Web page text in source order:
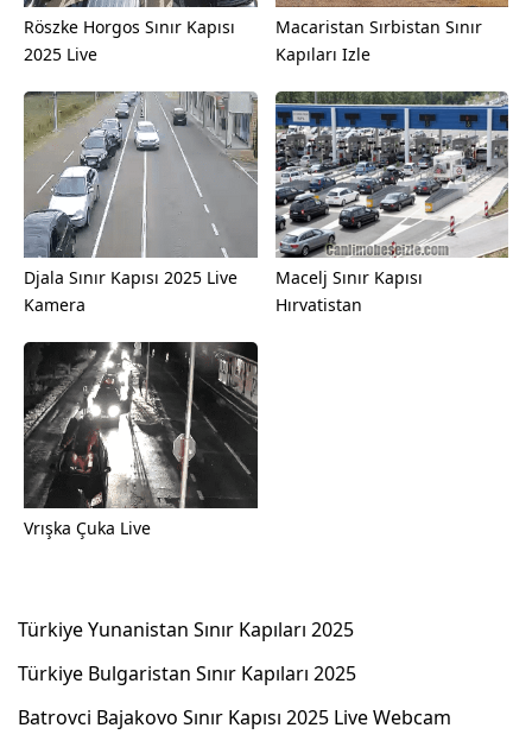
Röszke Horgos Sınır Kapısı
2025 Live
Macaristan Sırbistan Sınır
Kapıları Izle
Djala Sınır Kapısı 2025 Live
Kamera
Macelj Sınır Kapısı
Hırvatistan
Vrışka Çuka Live
Türkiye Yunanistan Sınır Kapıları 2025
Türkiye Bulgaristan Sınır Kapıları 2025
Batrovci Bajakovo Sınır Kapısı 2025 Live Webcam